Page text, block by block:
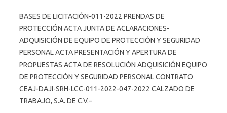
BASES DE LICITACIÓN-011-2022 PRENDAS DE
PROTECCIÓN ACTA JUNTA DE ACLARACIONES-
ADQUISICIÓN DE EQUIPO DE PROTECCIÓN Y SEGURIDAD
PERSONAL ACTA PRESENTACIÓN Y APERTURA DE
PROPUESTAS ACTA DE RESOLUCIÓN ADQUISICIÓN EQUIPO
DE PROTECCIÓN Y SEGURIDAD PERSONAL CONTRATO
CEAJ-DAJI-SRH-LCC-011-2022-047-2022 CALZADO DE
TRABAJO, S.A. DE C.V.–